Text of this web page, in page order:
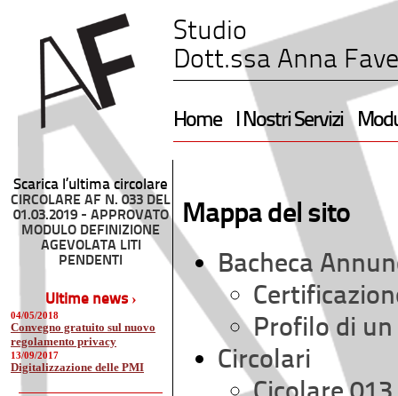
Studio
Dott.ssa Anna
Home I Nostri Servizi
Scarica l’ultima circolare
CIRCOLARE AF N. 033 DEL
01.03.2019 - APPROVATO
MODULO DEFINIZIONE
AGEVOLATA LITI
PENDENTI
Ultime news ›
04/05/2018
Convegno gratuito sul nuovo
regolamento privacy
13/09/2017
Digitalizzazione delle PMI
Mappa del sito
Bacheca
Profilo di un
Circolari